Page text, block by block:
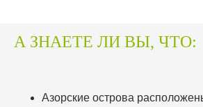
А ЗНАЕТЕ ЛИ ВЫ, ЧТО:
Азорские острова